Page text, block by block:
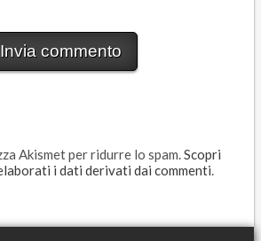
Akismet per ridurre lo spam.Scopri
i dati derivati dai commenti.